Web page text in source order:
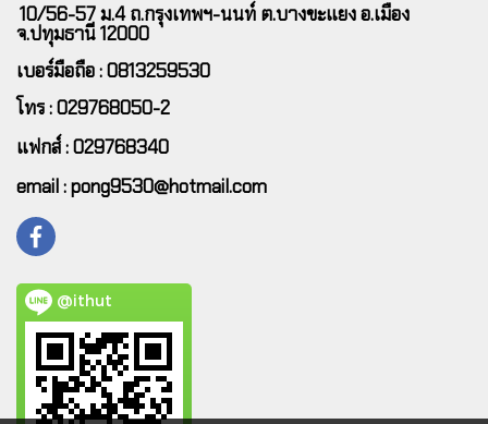
10/56-57 ม.4 ถ.กรุงเทพฯ-นนท์ ต.บางขะแยง อ.เมือง
จ.ปทุมธานี 12000
เบอร์มือถือ : 0813259530
โทร : 029768050-2
แฟกส์ : 029768340
email : pong9530@hotmail.com
@ithut